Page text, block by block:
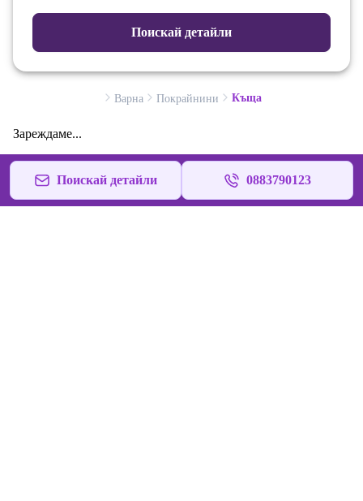
Поискай детайли
Варна Покрайнини Къща
Зареждаме...
Поискай детайли 0883790123